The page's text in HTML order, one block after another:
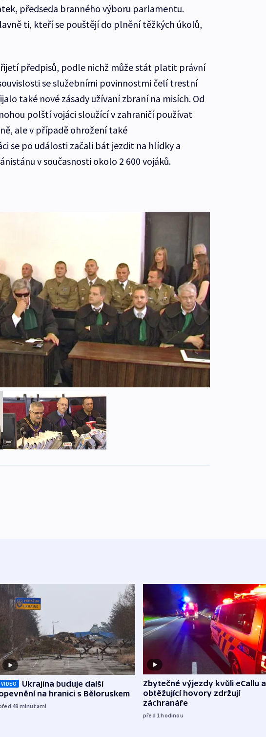
předseda branného výboru parlamentu.
ti, kteří se pouštějí do plnění těžkých úkolů,
předpisů, podle nichž může stát platit právní
se služebními povinnostmi čelí trestní
také nové zásady užívaní zbraní na misích. Od
polští vojáci sloužící v zahraničí používat
ale v případě ohrožení také
se po události začali bát jezdit na hlídky a
v současnosti okolo 2 600 vojáků.
VIDEO
Ukrajina buduje další
na hranici s Běloruskem
48 minutami
Zbytečné výjezdy kvůli eCallu a
obtěžující hovory zdržují
záchranáře
před 1hodinou